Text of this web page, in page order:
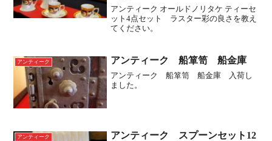
アンティーク オールドノリタケ ティーセ
ット4点セット ラスター彩の良さを教え
てください。
アンティーク アンティーク 船箪笥 船金庫
アンティーク 船箪笥 船金庫 入荷し
ました。
アンティーク
アンティーク スプーンセット12